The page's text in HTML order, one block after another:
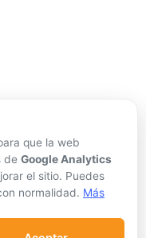
que la web
de Google Analytics
el sitio. Puedes
normalidad. Más